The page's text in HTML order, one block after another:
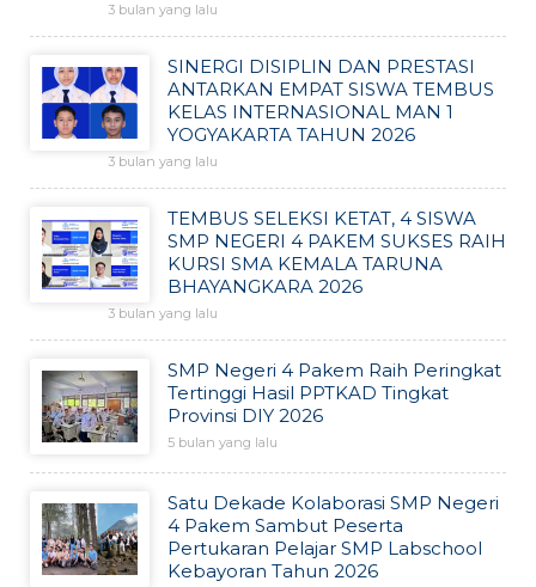
3 bulan yang lalu
SINERGI DISIPLIN DAN PRESTASI
ANTARKAN EMPAT SISWA TEMBUS
KELAS INTERNASIONAL MAN 1
YOGYAKARTA TAHUN 2026
3 bulan yang lalu
TEMBUS SELEKSI KETAT, 4 SISWA
SMP NEGERI 4 PAKEM SUKSES RAIH
KURSI SMA KEMALA TARUNA
BHAYANGKARA 2026
3 bulan yang lalu
SMP Negeri 4 Pakem Raih Peringkat
Tertinggi Hasil PPTKAD Tingkat
Provinsi DIY 2026
5 bulan yang lalu
Satu Dekade Kolaborasi SMP Negeri
4 Pakem Sambut Peserta
Pertukaran Pelajar SMP Labschool
Kebayoran Tahun 2026